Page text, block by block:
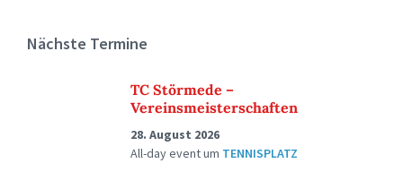
Nächste Termine
TC Störmede –
Vereinsmeisterschaften
28. August 2026
All-day eventum TENNISPLATZ